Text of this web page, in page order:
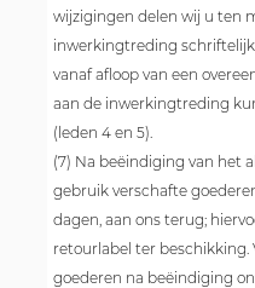
wijzigingen delen wij u ten
inwerkingtreding
vanaf afloop van een
aan de inwerkingtreding
(leden 4 en 5).
(7) Na beëindiging van het
gebruik verschafte
dagen, aan ons terug;
retourlabel ter beschikking.
goederen na beëindiging